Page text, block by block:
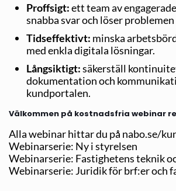
Proffsigt:ett team av
snabba svar och löser problemen
Tidseffektivt: minska
med enkla digitala lösningar.
Långsiktigt:säkerställ
dokumentation och
kundportalen.
Välkommen på kostnadsfria webinar
Alla webinar hittar du på nabo.se/
Webinarserie: Ny i styrelsen
Webinarserie: Fastighetens teknik
Webinarserie: Juridik för brf:er och